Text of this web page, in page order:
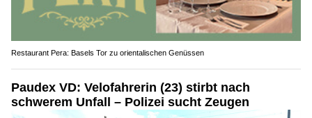
Restaurant Pera: Basels Tor zu orientalischen Genüssen
Paudex VD: Velofahrerin (23) stirbt nach
schwerem Unfall – Polizei sucht Zeugen